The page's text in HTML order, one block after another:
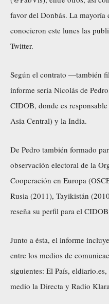
favor del Donbás. La mayoría
conocieron este lunes las
Twitter.
Según el contrato —también
informe sería Nicolás de
CIDOB, donde es
Asia Central) y la India.
De Pedro también formado
observación electoral de la
Cooperación en Europa
Rusia (2011), Tayikistán
reseña su perfil para el
Junto a ésta, el informe
entre los medios de
siguientes: El País,
medio la Directa y Radio